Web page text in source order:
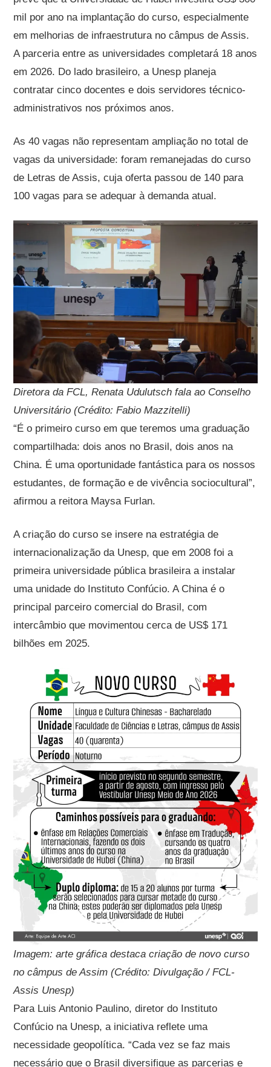
mil por ano na implantação do curso, especialmente
em melhorias de infraestrutura no câmpus de Assis.
A parceria entre as universidades completará 18 anos
em 2026. Do lado brasileiro, a Unesp planeja
contratar cinco docentes e dois servidores técnico-
administrativos nos próximos anos.
As 40 vagas não representam ampliação no total de
vagas da universidade: foram remanejadas do curso
de Letras de Assis, cuja oferta passou de 140 para
100 vagas para se adequar à demanda atual.
Diretora da FCL, Renata Udulutsch fala ao Conselho
Universitário (Crédito: Fabio Mazzitelli)
“É o primeiro curso em que teremos uma graduação
compartilhada: dois anos no Brasil, dois anos na
China. É uma oportunidade fantástica para os nossos
estudantes, de formação e de vivência sociocultural”,
afirmou a reitora Maysa Furlan.
A criação do curso se insere na estratégia de
internacionalização da Unesp, que em 2008 foi a
primeira universidade pública brasileira a instalar
uma unidade do Instituto Confúcio. A China é o
principal parceiro comercial do Brasil, com
intercâmbio que movimentou cerca de US$ 171
bilhões em 2025.
Imagem: arte gráfica destaca criação de novo curso
no câmpus de Assim (Crédito: Divulgação / FCL-
Assis Unesp)
Para Luis Antonio Paulino, diretor do Instituto
Confúcio na Unesp, a iniciativa reflete uma
necessidade geopolítica. “Cada vez se faz mais
necessário que o Brasil diversifique as parcerias e